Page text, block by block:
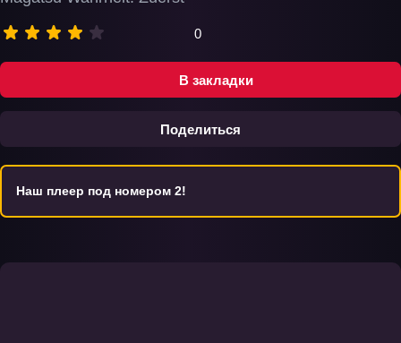
В закладки
Поделиться
0
Наш плеер под номером 2!